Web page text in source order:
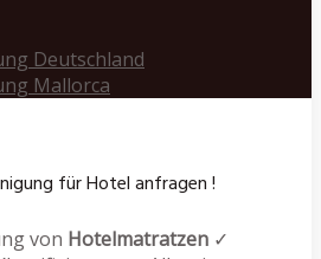
Deutschland
Mallorca
für Hotel anfragen !
von Hotelmatratzen ✓